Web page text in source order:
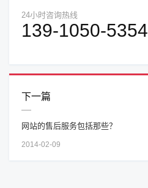
24小时咨询热线
139-1050-5354
下一篇
网站的售后服务包括那些？
2014-02-09